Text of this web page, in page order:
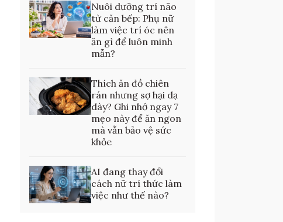
Nuôi dưỡng trí não
từ căn bếp: Phụ nữ
làm việc trí óc nên
ăn gì để luôn minh
mẫn?
Thích ăn đồ chiên
rán nhưng sợ hại dạ
dày? Ghi nhớ ngay 7
mẹo này để ăn ngon
mà vẫn bảo vệ sức
khỏe
AI đang thay đổi
cách nữ trí thức làm
việc như thế nào?